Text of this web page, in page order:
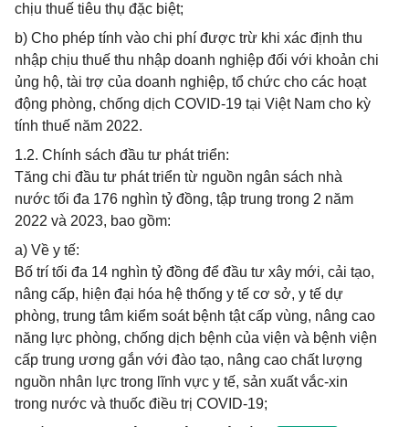
chịu thuế tiêu thụ đặc biệt;
b) Cho phép tính vào chi phí được trừ khi xác định thu
nhập chịu thuế thu nhập doanh nghiệp đối với khoản chi
ủng hộ, tài trợ của doanh nghiệp, tổ chức cho các hoạt
động phòng, chống dịch COVID-19 tại Việt Nam cho kỳ
tính thuế năm 2022.
1.2. Chính sách đầu tư phát triển:
Tăng chi đầu tư phát triển từ nguồn ngân sách nhà
nước tối đa 176 nghìn tỷ đồng, tập trung trong 2 năm
2022 và 2023, bao gồm:
a) Về y tế:
Bố trí tối đa 14 nghìn tỷ đồng để đầu tư xây mới, cải tạo,
nâng cấp, hiện đại hóa hệ thống y tế cơ sở, y tế dự
phòng, trung tâm kiểm soát bệnh tật cấp vùng, nâng cao
năng lực phòng, chống dịch bệnh của viện và bệnh viện
cấp trung ương gắn với đào tạo, nâng cao chất lượng
nguồn nhân lực trong lĩnh vực y tế, sản xuất vắc-xin
trong nước và thuốc điều trị COVID-19;